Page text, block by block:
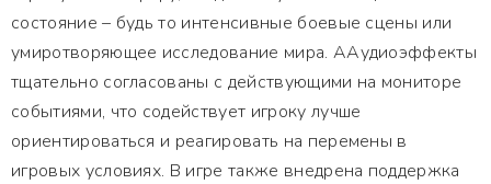
состояние – будь то интенсивные боевые сцены или
умиротворяющее исследование мира. ААудиоэффекты
тщательно согласованы с действующими на мониторе
событиями, что содействует игроку лучше
ориентироваться и реагировать на перемены в
игровых условиях. В игре также внедрена поддержка